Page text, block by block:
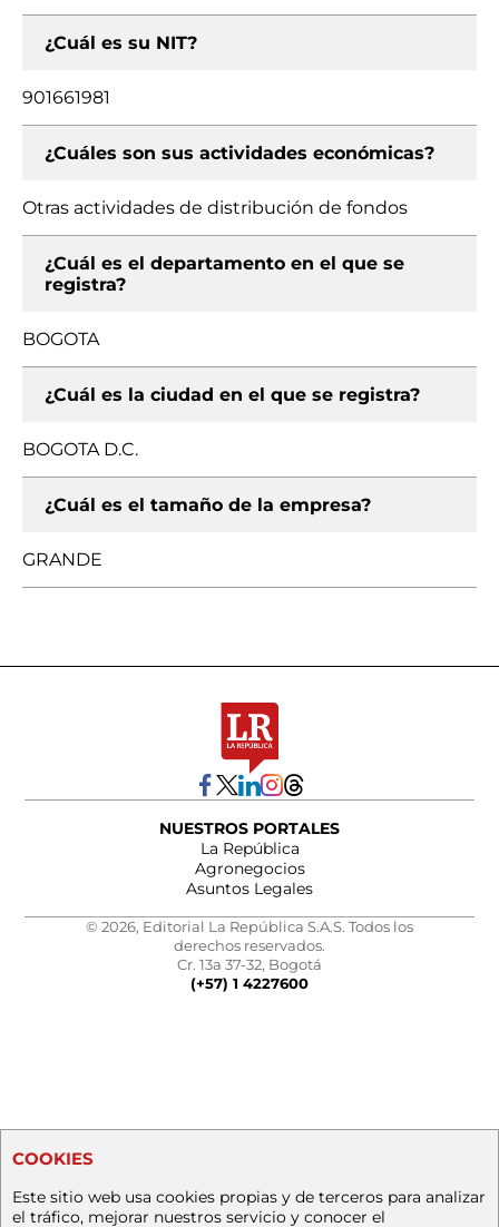
¿Cuál es su NIT?
901661981
¿Cuáles son sus actividades económicas?
Otras actividades de distribución de fondos
¿Cuál es el departamento en el que se
registra?
BOGOTA
¿Cuál es la ciudad en el que se registra?
BOGOTA D.C.
¿Cuál es el tamaño de la empresa?
GRANDE
NUESTROS PORTALES
La República
Agronegocios
Asuntos Legales
© 2026, Editorial La República S.A.S. Todos los
derechos reservados.
Cr. 13a 37-32, Bogotá
(+57) 1 4227600
COOKIES
Este sitio web usa cookies propias y de terceros para analizar
el tráfico, mejorar nuestros servicio y conocer el